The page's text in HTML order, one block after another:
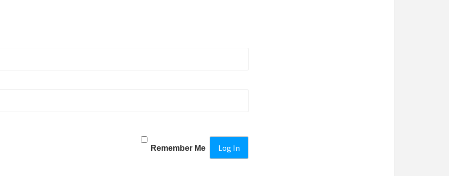
Remember Me